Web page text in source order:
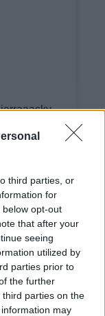
third parties, or
for
opt-out
that after your
seeing
utilized by
parties prior to
the further
parties on the
may
A post shared by Sierra Skye (@sierraaaskyee)